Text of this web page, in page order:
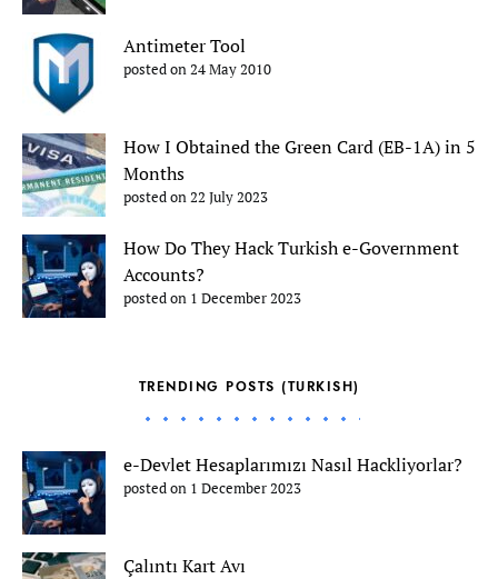
Antimeter Tool
posted on 24 May 2010
How I Obtained the Green Card (EB-1A) in 5
Months
posted on 22 July 2023
How Do They Hack Turkish e-Government
Accounts?
posted on 1 December 2023
TRENDING POSTS (TURKISH)
e-Devlet Hesaplarımızı Nasıl Hackliyorlar?
posted on 1 December 2023
Çalıntı Kart Avı